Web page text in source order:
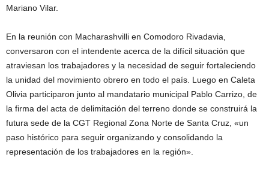
Mariano Vilar.
En la reunión con Macharashvilli en Comodoro Rivadavia,
conversaron con el intendente acerca de la difícil situación que
atraviesan los trabajadores y la necesidad de seguir fortaleciendo
la unidad del movimiento obrero en todo el país. Luego en Caleta
Olivia participaron junto al mandatario municipal Pablo Carrizo, de
la firma del acta de delimitación del terreno donde se construirá la
futura sede de la CGT Regional Zona Norte de Santa Cruz, «un
paso histórico para seguir organizando y consolidando la
representación de los trabajadores en la región».